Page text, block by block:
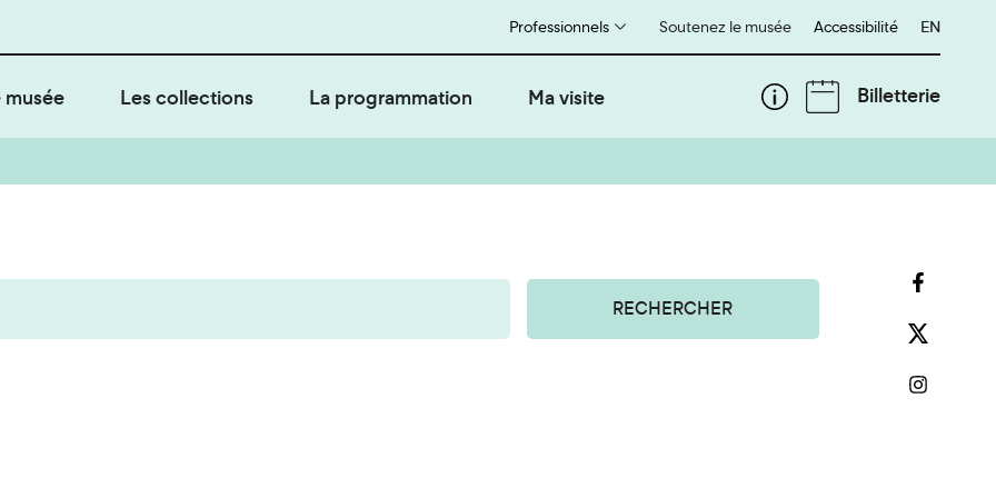
Soutenez le musée
Professionnels Accessibilité English
EN
musée Les collections La programmation Ma visite Billetterie
RECHERCHER